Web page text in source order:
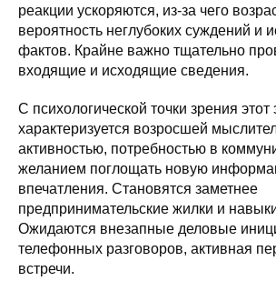
реакции ускоряются, из-за чего
вероятность неглубоких суждений и
фактов. Крайне важно тщательно
входящие и исходящие сведения.
С психологической точки зрения этот
характеризуется возросшей
активностью, потребностью в
желанием поглощать новую
впечатления. Становятся заметнее
предпринимательские жилки и
Ожидаются внезапные деловые
телефонных разговоров, активная
встречи.